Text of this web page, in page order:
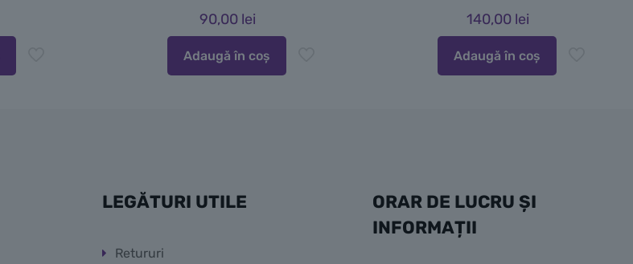
90,00 lei
Adaugă în coș
140,00 lei
Adaugă în coș
LEGĂTURI UTILE
Retururi
ORAR DE LUCRU ȘI
INFORMAȚII